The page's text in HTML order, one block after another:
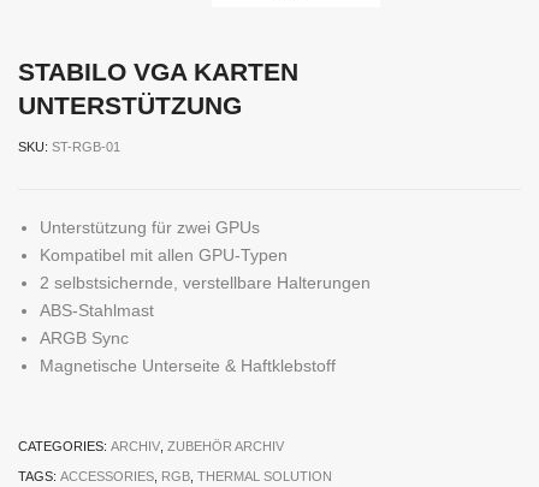
STABILO VGA KARTEN
UNTERSTÜTZUNG
SKU: ST-RGB-01
Unterstützung für zwei GPUs
Kompatibel mit allen GPU-Typen
2 selbstsichernde, verstellbare Halterungen
ABS-Stahlmast
ARGB Sync
Magnetische Unterseite & Haftklebstoff
CATEGORIES: ARCHIV ZUBEHÖR ARCHIV
TAGS: ACCESSORIES RGB THERMAL SOLUTION